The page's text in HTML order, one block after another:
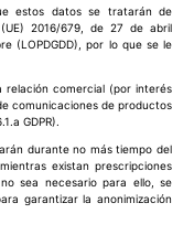
estos datos se tratarán de
2016/679, de 27 de abril
(LOPDGDD), por lo que se le
relación comercial (por interés
comunicaciones de productos
GDPR).
durante no más tiempo del
existan prescripciones
sea necesario para ello, se
garantizar la anonimización